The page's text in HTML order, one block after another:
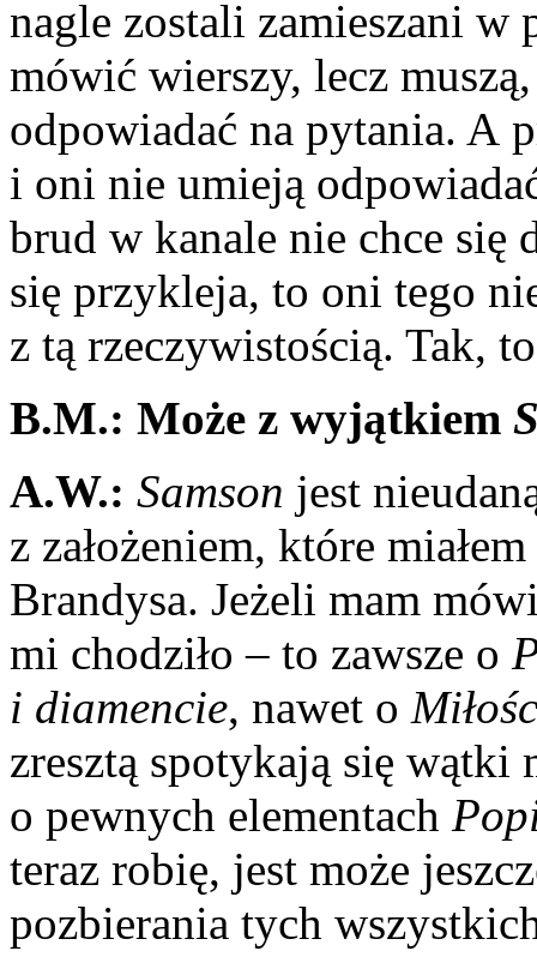
nagle zostali zamieszani w
mówić wierszy, lecz
odpowiadać na pytania. A
i oni nie umieją
brud w kanale nie chce
się przykleja, to oni tego
z tą rzeczywistością. Tak,
B.M.: Może z wyjątkiem
A.W.: Samson jest
z założeniem, które
Brandysa. Jeżeli mam
mi chodziło – to zawsze o
i diamencie, nawet o
zresztą spotykają się
o pewnych elementach
teraz robię, jest może
pozbierania tych